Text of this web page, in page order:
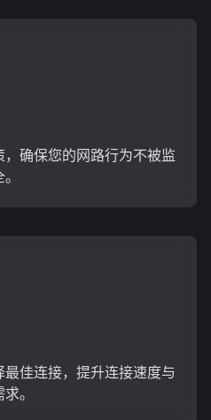
确保您的网路行为不被监
佳连接，提升连接速度与
。